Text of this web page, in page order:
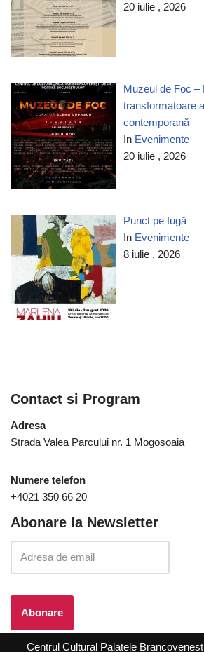
20 iulie , 2026
Muzeul de Foc –
transformatoare
contemporană
In Evenimente
20 iulie , 2026
Punct pe fugă
In Evenimente
8 iulie , 2026
Contact si Program
Adresa
Strada Valea Parcului nr. 1 Mogosoaia
Numere telefon
+4021 350 66 20
Abonare la Newsletter
Centrul Cultural Palatele